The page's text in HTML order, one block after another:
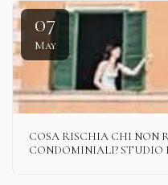
07
May
COSA RISCHIA CHI NON
CONDOMINIALI? STUDIO